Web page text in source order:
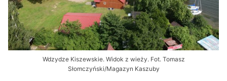
Wdzydze Kiszewskie. Widok z wieży. Fot. Tomasz
Słomczyński/Magazyn Kaszuby